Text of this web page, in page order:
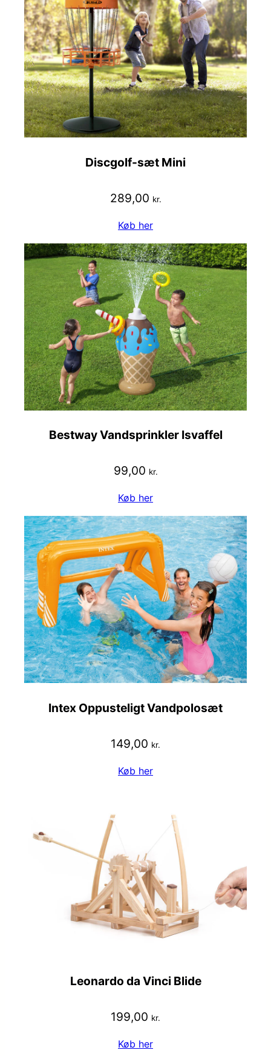
Discgolf-sæt Mini
289,00 kr.
Køb her
Bestway Vandsprinkler Isvaffel
99,00 kr.
Køb her
Intex Oppusteligt Vandpolosæt
149,00 kr.
Køb her
Leonardo da Vinci Blide
199,00 kr.
Køb her